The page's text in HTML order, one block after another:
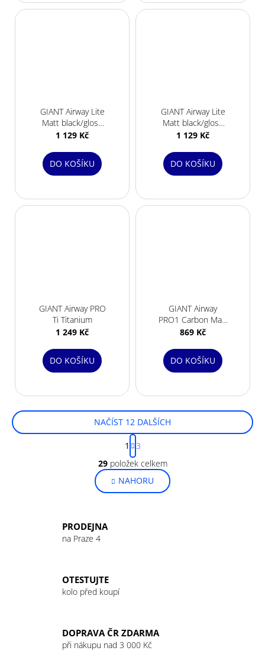
GIANT Airway Lite
Matt black/gloss
blue
1 129 Kč
DO KOŠÍKU
GIANT Airway Lite
Matt black/gloss
red
1 129 Kč
DO KOŠÍKU
GIANT Airway PRO
Ti Titanium
1 249 Kč
DO KOŠÍKU
GIANT Airway
PRO1 Carbon Matt
Black/Red
869 Kč
DO KOŠÍKU
O
v
l
á
v
ý
p
NAČÍST 12 DALŠÍCH
S
t
r
á
n
k
1
3
29položek celkem
NAHORU
PRODEJNA
na Praze 4
OTESTUJTE
kolo před koupí
DOPRAVA ČR ZDARMA
při nákupu nad 3 000 Kč